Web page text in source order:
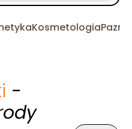
Kosmetologia
-